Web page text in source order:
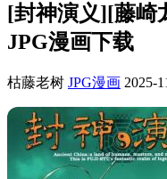
[封神演义][藤崎
JPG漫画下载
枯藤老树 JPG漫画 2025-